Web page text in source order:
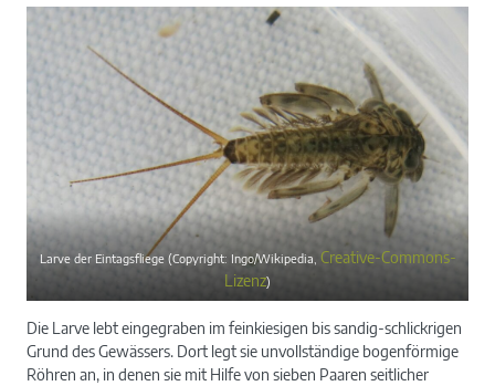
Larve der Eintagsfliege (Copyright: Ingo/Wikipedia, Creative-Commons-
Lizenz)
Die Larve lebt eingegraben im feinkiesigen bis sandig-schlickrigen
Grund des Gewässers. Dort legt sie unvollständige bogenförmige
Röhren an, in denen sie mit Hilfe von sieben Paaren seitlicher